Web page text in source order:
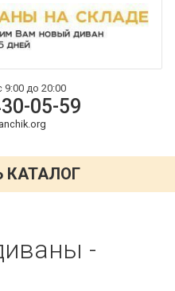
9:00 до 20:00
05-59
КАТАЛОГ
-